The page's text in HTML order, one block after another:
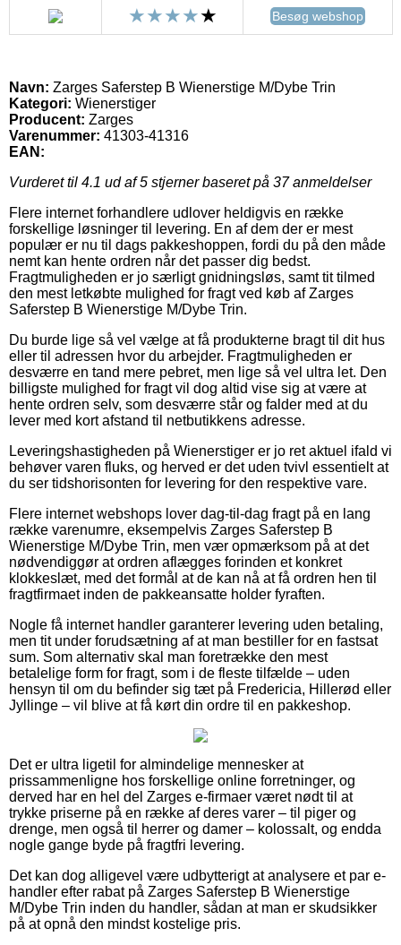
Besøg webshop
Navn: Zarges Saferstep B Wienerstige M/Dybe Trin
Kategori: Wienerstiger
Producent: Zarges
Varenummer: 41303-41316
EAN:
Vurderet til 4.1 ud af 5 stjerner baseret på 37anmeldelser
Flere internet forhandlere udlover heldigvis en række
forskellige løsninger til levering. En af dem der er mest
populær er nu til dags pakkeshoppen, fordi du på den måde
nemt kan hente ordren når det passer dig bedst.
Fragtmuligheden er jo særligt gnidningsløs, samt tit tilmed
den mest letkøbte mulighed for fragt ved køb af Zarges
Saferstep B Wienerstige M/Dybe Trin.
Du burde lige så vel vælge at få produkterne bragt til dit hus
eller til adressen hvor du arbejder. Fragtmuligheden er
desværre en tand mere pebret, men lige så vel ultra let. Den
billigste mulighed for fragt vil dog altid vise sig at være at
hente ordren selv, som desværre står og falder med at du
lever med kort afstand til netbutikkens adresse.
Leveringshastigheden på Wienerstiger er jo ret aktuel ifald vi
behøver varen fluks, og herved er det uden tvivl essentielt at
du ser tidshorisonten for levering for den respektive vare.
Flere internet webshops lover dag-til-dag fragt på en lang
række varenumre, eksempelvis Zarges Saferstep B
Wienerstige M/Dybe Trin, men vær opmærksom på at det
nødvendiggør at ordren aflægges forinden et konkret
klokkeslæt, med det formål at de kan nå at få ordren hen til
fragtfirmaet inden de pakkeansatte holder fyraften.
Nogle få internet handler garanterer levering uden betaling,
men tit under forudsætning af at man bestiller for en fastsat
sum. Som alternativ skal man foretrække den mest
betalelige form for fragt, som i de fleste tilfælde – uden
hensyn til om du befinder sig tæt på Fredericia, Hillerød eller
Jyllinge – vil blive at få kørt din ordre til en pakkeshop.
Det er ultra ligetil for almindelige mennesker at
prissammenligne hos forskellige online forretninger, og
derved har en hel del Zarges e-firmaer været nødt til at
trykke priserne på en række af deres varer – til piger og
drenge, men også til herrer og damer – kolossalt, og endda
nogle gange byde på fragtfri levering.
Det kan dog alligevel være udbytterigt at analysere et par e-
handler efter rabat på Zarges Saferstep B Wienerstige
M/Dybe Trin inden du handler, sådan at man er skudsikker
på at opnå den mindst kostelige pris.